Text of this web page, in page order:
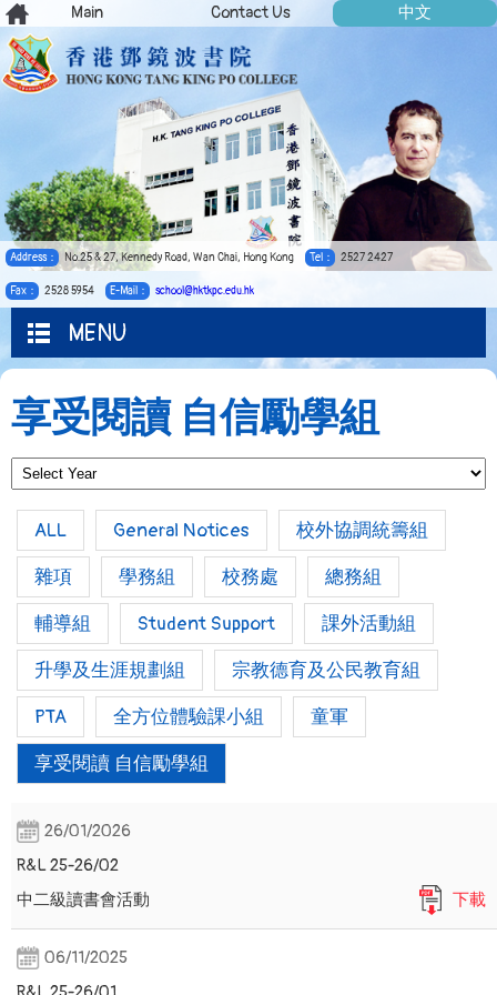
Address： No.25 & 27, Kennedy Road, Wan Chai, Hong Kong Tel： 2527 2427
Fax： 2528 5954 E-Mail： school@hktkpc.edu.hk
中文
Contact Us
Main
MENU
享受閱讀 自信勵學組
ALL General Notices
校外協調統籌組
雜項
學務組 校務處
總務組
輔導組
Student Support
課外活動組
升學及生涯規劃組
宗教德育及公民教育組
PTA
全方位體驗課小組
童軍
享受閱讀 自信勵學組
26/01/2026
R&L 25-26/02
中二級讀書會活動
下載
06/11/2025